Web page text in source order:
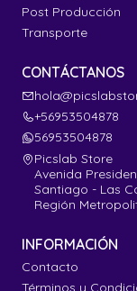
Post Producción
Transporte
CONTÁCTANOS
+56953504878
56953504878
Picslab Store
Avenida
Santiago - Las
Región
INFORMACIÓN
Contacto